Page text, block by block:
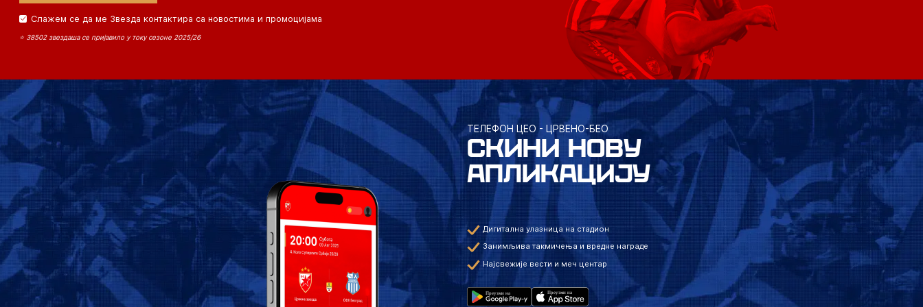
Слажем се да ме Звезда контактира са новостима и промоцијама
⭐ 38502 звездаша се пријавило у току сезоне 2025/26
ТЕЛЕФОН ЦЕО - ЦРВЕНО-БЕО
СКИНИ НОВУ
АПЛИКАЦИЈУ
Дигитална улазница на стадион
Занимљива такмичења и вредне награде
Најсвежије вести и меч центар